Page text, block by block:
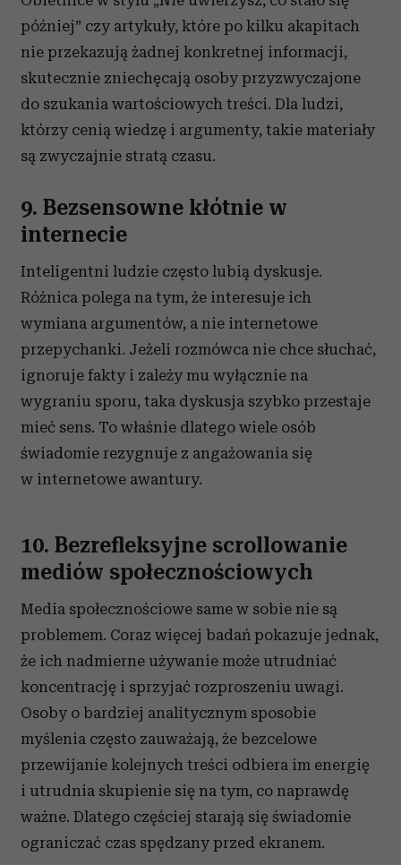
korzystasz z naszej witryny, udostępniamy partnerom
Partnerzy mogą połączyć te informacje z innymi danymi
otrzymanymi od Ciebie lub uzyskanymi podczas
korzystania z ich usług.
później” czy artykuły, które po kilku akapitach
nie przekazują żadnej konkretnej informacji,
skutecznie zniechęcają osoby przyzwyczajone
do szukania wartościowych treści. Dla ludzi,
którzy cenią wiedzę i argumenty, takie materiały
są zwyczajnie stratą czasu.
9. Bezsensowne kłótnie w
internecie
Inteligentni ludzie często lubią dyskusje.
Różnica polega na tym, że interesuje ich
wymiana argumentów, a nie internetowe
przepychanki. Jeżeli rozmówca nie chce słuchać,
ignoruje fakty i zależy mu wyłącznie na
wygraniu sporu, taka dyskusja szybko przestaje
mieć sens. To właśnie dlatego wiele osób
świadomie rezygnuje z angażowania się
w internetowe awantury.
10. Bezrefleksyjne scrollowanie
mediów społecznościowych
Media społecznościowe same w sobie nie są
problemem. Coraz więcej badań pokazuje jednak,
że ich nadmierne używanie może utrudniać
koncentrację i sprzyjać rozproszeniu uwagi.
Osoby o bardziej analitycznym sposobie
myślenia często zauważają, że bezcelowe
przewijanie kolejnych treści odbiera im energię
i utrudnia skupienie się na tym, co naprawdę
ważne. Dlatego częściej starają się świadomie
ograniczać czas spędzany przed ekranem.